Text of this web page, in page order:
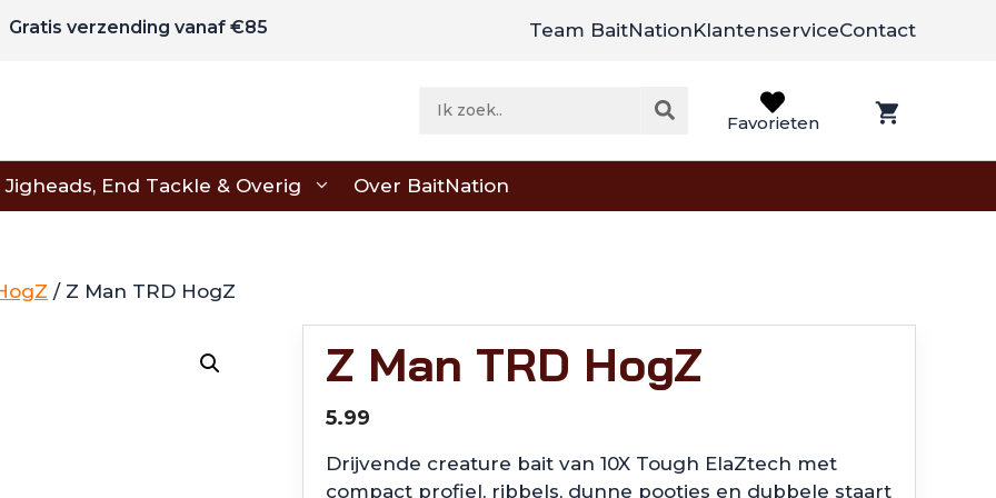
Gratis verzending vanaf €85 Team BaitNationKlantenserviceContact
Favorieten
Jigheads, End Tackle & Overig Over BaitNation
/ Z Man TRD HogZ
Z Man TRD HogZ
5.99
Drijvende creature bait van 10X Tough ElaZtech met
compact profiel, ribbels, dunne pootjes en dubbele staart